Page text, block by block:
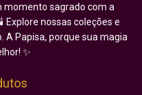
sagrado com a
Explore nossas coleções e
A Papisa, porque sua magia
✨